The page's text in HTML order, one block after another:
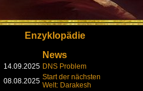
Enzyklopädie
News
14.09.2025 DNS Problem
08.08.2025 Start der nächsten
Welt: Darakesh